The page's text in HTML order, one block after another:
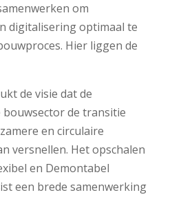
om
digitalisering optimaal te
Hier liggen de
de visie dat de
de transitie
en circulaire
versnellen. Het opschalen
en Demontabel
een brede samenwerking